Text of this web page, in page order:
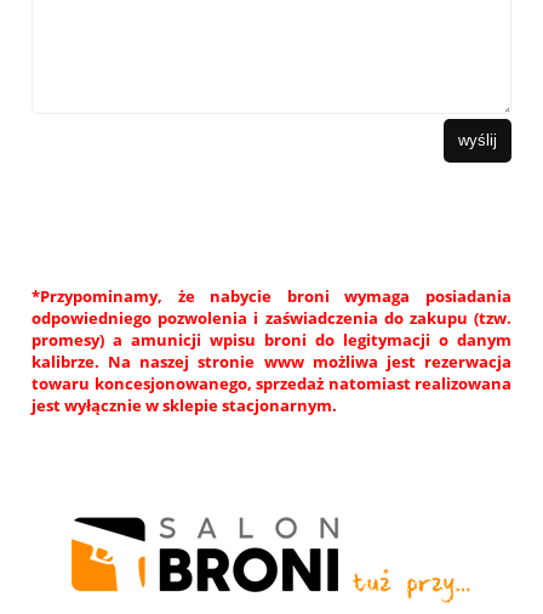
wyślij
*Przypominamy, że nabycie broni wymaga posiadania
odpowiedniego pozwolenia i zaświadczenia do zakupu (tzw.
promesy) a amunicji wpisu broni do legitymacji o danym
kalibrze. Na naszej stronie www możliwa jest rezerwacja
towaru koncesjonowanego, sprzedaż natomiast realizowana
jest wyłącznie w sklepie stacjonarnym.